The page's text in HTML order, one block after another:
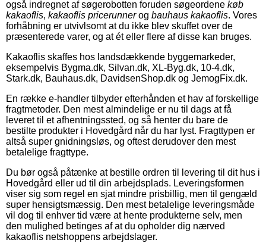
også indregnet af søgerobotten foruden søgeordene køb
kakaoflis, kakaoflis pricerunnerog bauhaus kakaoflis. Vores
forhåbning er utvivlsomt at du ikke blev skuffet over de
præsenterede varer, og at ét eller flere af disse kan bruges.
Kakaoflis skaffes hos landsdækkende byggemarkeder,
eksempelvis Bygma.dk, Silvan.dk, XL-Byg.dk, 10-4.dk,
Stark.dk, Bauhaus.dk, DavidsenShop.dk og JemogFix.dk.
En række e-handler tilbyder efterhånden et hav af forskellige
fragtmetoder. Den mest almindelige er nu til dags at få
leveret til et afhentningssted, og så henter du bare de
bestilte produkter i Hovedgård når du har lyst. Fragttypen er
altså super gnidningsløs, og oftest derudover den mest
betalelige fragttype.
Du bør også påtænke at bestille ordren til levering til dit hus i
Hovedgård eller ud til din arbejdsplads. Leveringsformen
viser sig som regel en sjat mindre prisbillig, men til gengæld
super hensigtsmæssig. Den mest betalelige leveringsmåde
vil dog til enhver tid være at hente produkterne selv, men
den mulighed betinges af at du opholder dig nærved
kakaoflis netshoppens arbejdslager.